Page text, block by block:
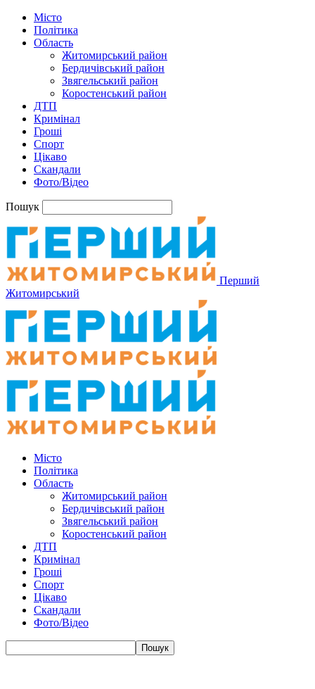
Місто
Політика
Область
Житомирський район
Бердичівський район
Звягельський район
Коростенський район
ДТП
Кримінал
Гроші
Спорт
Цікаво
Скандали
Фото/Відео
Пошук
Перший
Житомирський
Місто
Політика
Область
Житомирський район
Бердичівський район
Звягельський район
Коростенський район
ДТП
Кримінал
Гроші
Спорт
Цікаво
Скандали
Фото/Відео